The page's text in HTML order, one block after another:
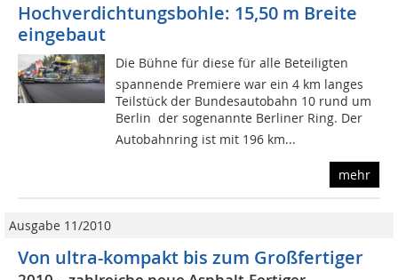
Hochverdichtungsbohle: 15,50 m Breite
eingebaut
Die Bühne für diese für alle Beteiligten
spannende Premiere war ein 4 km langes
Teilstück der Bundesautobahn 10 rund um
Berlin  der sogenannte Berliner Ring. Der
Autobahnring ist mit 196 km...
mehr
Ausgabe 11/2010
Von ultra-kompakt bis zum Großfertiger